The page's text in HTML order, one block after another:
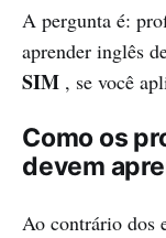
A pergunta é:
aprender inglês
SIM , se você
Como os
devem
Ao contrário dos